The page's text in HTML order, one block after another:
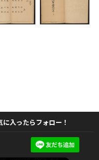
に入ったらフォロー！